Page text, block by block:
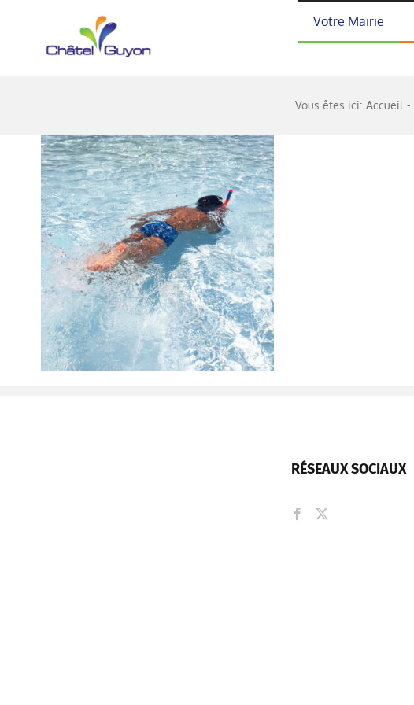
Votre Mairie
Vous êtes ici: Accueil
RÉSEAUX SOCIAUX